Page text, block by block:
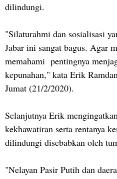
dilindungi.
"Silaturahmi dan sosialisasi
Jabar ini sangat bagus. Agar
memahami pentingnya
kepunahan," kata Erik
Jumat (21/2/2020).
Selanjutnya Erik
kekhawatiran serta rentanya
dilindungi disebabkan oleh
"Nelayan Pasir Putih dan